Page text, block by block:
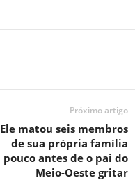
Próximo artigo
Ele matou seis membros
de sua própria família
pouco antes de o pai do
Meio-Oeste gritar